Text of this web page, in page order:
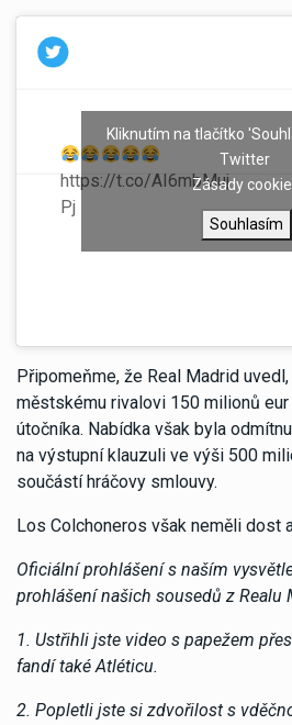
https://t.co/AI6mbMuj
Pj
—
Kliknutím na tlačítko
Twitter
Zásady
Souhlasím
Připomeňme, že Real Madrid
městskému rivalovi 150 milionů
útočníka. Nabídka však byla
na výstupní klauzuli ve výši 500
součástí hráčovy smlouvy.
Los Colchoneros však neměli dost
Oficiální prohlášení s naším
prohlášení našich sousedů z Realu
1. Ustřihli jste video s papežem
fandí také Atléticu.
2. Popletli jste si zdvořilost s